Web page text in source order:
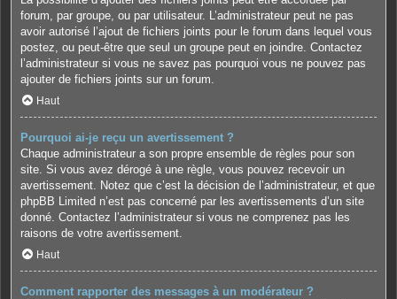
forum, par groupe, ou par utilisateur. L’administrateur peut ne pas
avoir autorisé l’ajout de fichiers joints pour le forum dans lequel vous
postez, ou peut-être que seul un groupe peut en joindre. Contactez
l’administrateur si vous ne savez pas pourquoi vous ne pouvez pas
ajouter de fichiers joints sur un forum.
Haut
Pourquoi ai-je reçu un avertissement ?
Chaque administrateur a son propre ensemble de règles pour son
site. Si vous avez dérogé à une règle, vous pouvez recevoir un
avertissement. Notez que c’est la décision de l’administrateur, et que
phpBB Limited n’est pas concerné par les avertissements d’un site
donné. Contactez l’administrateur si vous ne comprenez pas les
raisons de votre avertissement.
Haut
Comment rapporter des messages à un modérateur ?